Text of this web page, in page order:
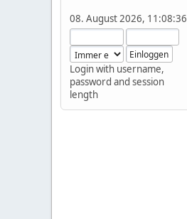
08. August 2026, 11:08:36
Login with username,
password and session
length